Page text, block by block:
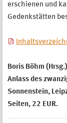
erschienen und
Gedenkstätten
Boris Böhm
Anlass des
Sonnenstein,
Seiten, 22 EUR.